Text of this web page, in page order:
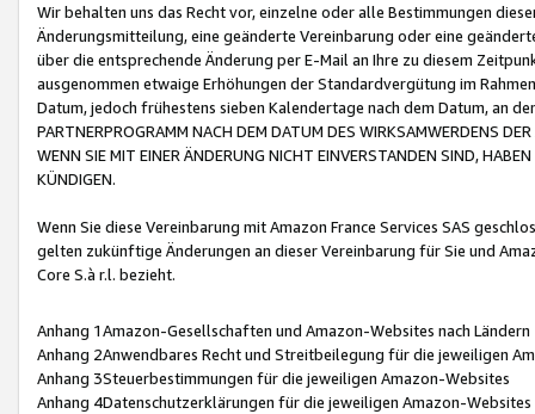
Wir behalten uns das Recht vor, einzelne oder alle Bestimmungen
Änderungsmitteilung, eine geänderte Vereinbarung oder eine
über die entsprechende Änderung per E-Mail an Ihre zu diesem
ausgenommen etwaige Erhöhungen der Standardvergütung im
Datum, jedoch frühestens sieben Kalendertage nach dem Datum, an
PARTNERPROGRAMM NACH DEM DATUM DES WIRKSAMWERDENS
WENN SIE MIT EINER ÄNDERUNG NICHT EINVERSTANDEN SIND,
KÜNDIGEN.
Wenn Sie diese Vereinbarung mit Amazon France Services SAS
gelten zukünftige Änderungen an dieser Vereinbarung für Sie und
Core S.à r.l. bezieht.
Anhang 1Amazon-Gesellschaften und Amazon-Websites nach Ländern
Anhang 2Anwendbares Recht und Streitbeilegung für die jeweiligen
Anhang 3Steuerbestimmungen für die jeweiligen Amazon-Websites
Anhang 4Datenschutzerklärungen für die jeweiligen Amazon-Websites